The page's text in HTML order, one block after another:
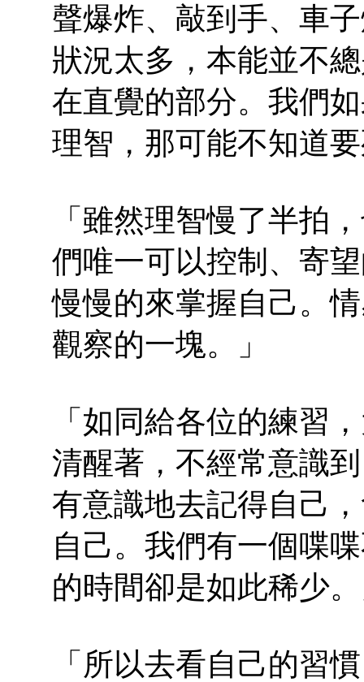
聲爆炸、敲到手、車
狀況太多，本能並不
在直覺的部分。我們
理智，那可能不知道
「雖然理智慢了半拍
們唯一可以控制、寄
慢慢的來掌握自己。
觀察的一塊。」
「如同給各位的練習
清醒著，不經常意識
有意識地去記得自己
自己。我們有一個喋
的時間卻是如此稀少
「所以去看自己的習